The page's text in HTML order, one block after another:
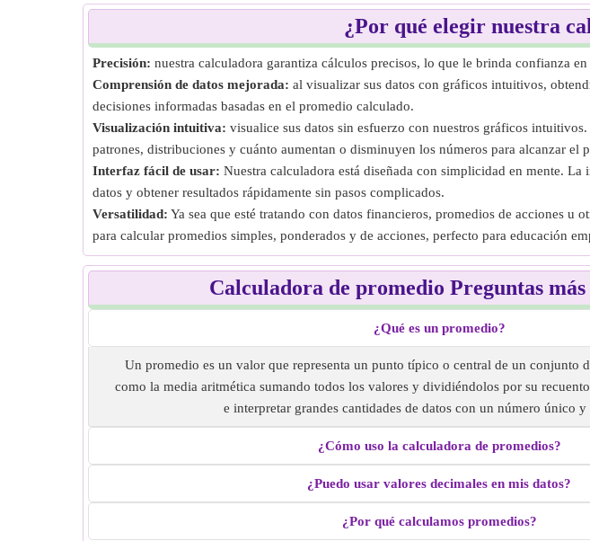
¿Por qué elegir nuestra
Precisión: nuestra calculadora garantiza cálculos precisos, lo que le brinda confianza
Comprensión de datos mejorada: al visualizar sus datos con gráficos intuitivos,
decisiones informadas basadas en el promedio calculado.
Visualización intuitiva: visualice sus datos sin esfuerzo con nuestros gráficos
patrones, distribuciones y cuánto aumentan o disminuyen los números para alcanzar el
Interfaz fácil de usar: Nuestra calculadora está diseñada con simplicidad en mente.
datos y obtener resultados rápidamente sin pasos complicados.
Versatilidad: Ya sea que esté tratando con datos financieros, promedios de acciones u
para calcular promedios simples, ponderados y de acciones, perfecto para educación
Calculadora de promedio Preguntas
¿Qué es un promedio?
Un promedio es un valor que representa un punto típico o central de un conjunto
como la media aritmética sumando todos los valores y dividiéndolos por su
e interpretar grandes cantidades de datos con un número único y
¿Cómo uso la calculadora de promedios?
¿Puedo usar valores decimales en mis datos?
¿Por qué calculamos promedios?